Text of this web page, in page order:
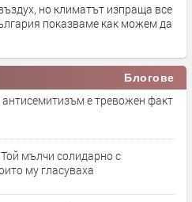
но климатът изпраща все
показваме как можем да
Блогове
е тревожен факт
мълчи солидарно с
му гласуваха